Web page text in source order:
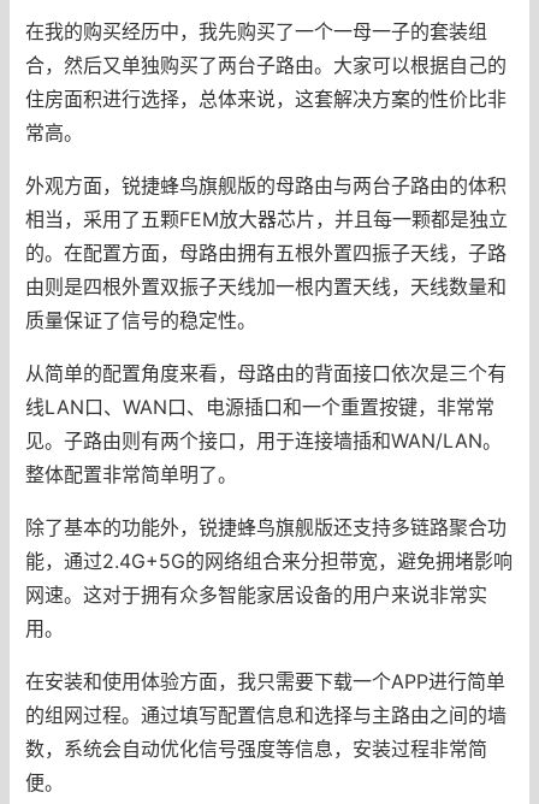
在我的购买经历中，我先购买了一个一母一子的套装组
合，然后又单独购买了两台子路由。大家可以根据自己的
住房面积进行选择，总体来说，这套解决方案的性价比非
常高。
外观方面，锐捷蜂鸟旗舰版的母路由与两台子路由的体积
相当，采用了五颗FEM放大器芯片，并且每一颗都是独立
的。在配置方面，母路由拥有五根外置四振子天线，子路
由则是四根外置双振子天线加一根内置天线，天线数量和
质量保证了信号的稳定性。
从简单的配置角度来看，母路由的背面接口依次是三个有
线LAN口、WAN口、电源插口和一个重置按键，非常常
见。子路由则有两个接口，用于连接墙插和WAN/LAN。
整体配置非常简单明了。
除了基本的功能外，锐捷蜂鸟旗舰版还支持多链路聚合功
能，通过2.4G+5G的网络组合来分担带宽，避免拥堵影响
网速。这对于拥有众多智能家居设备的用户来说非常实
用。
在安装和使用体验方面，我只需要下载一个APP进行简单
的组网过程。通过填写配置信息和选择与主路由之间的墙
数，系统会自动优化信号强度等信息，安装过程非常简
便。